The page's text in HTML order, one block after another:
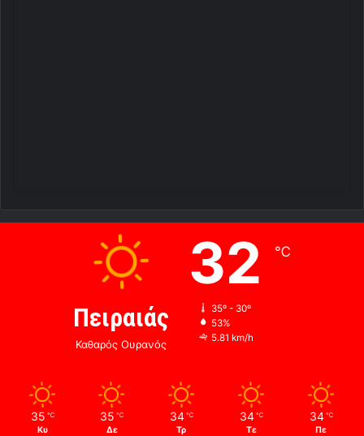
Πειραιάς
Καθαρός Ουρανός
32 ℃
35º - 30º
53%
5.81 km/h
35 ℃
Κυ
35 ℃
Δε
34 ℃
Τρ
34 ℃
Τε
34 ℃
Πε